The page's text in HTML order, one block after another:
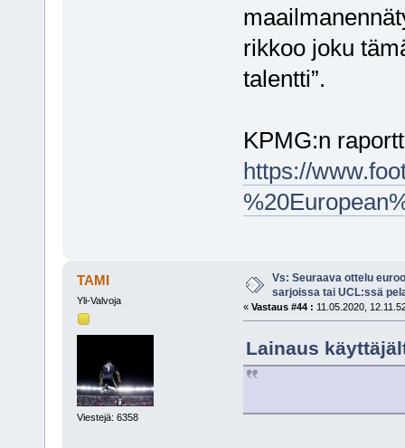
rikkoo joku
talentti”.
KPMG:n
https://
TAMI
Yli-Valvoja
Viestejä: 6358
Vs: Seuraava ottelu
sarjoissa tai UCL:ssä
« Vastaus #44 : 11.05.2020,
Lainaus